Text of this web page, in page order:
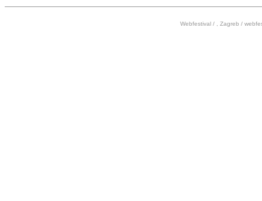
Webfestival / , Zagreb /